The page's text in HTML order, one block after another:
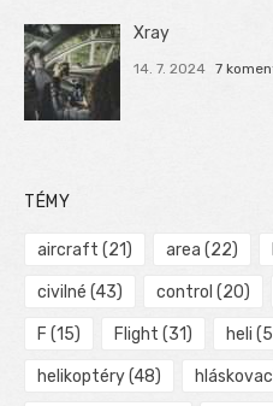
Xray
14. 7. 2024 7
TÉMY
aircraft (21) area (22)
civilné (43) control (20)
F (15) Flight (31) heli
helikoptéry(48)